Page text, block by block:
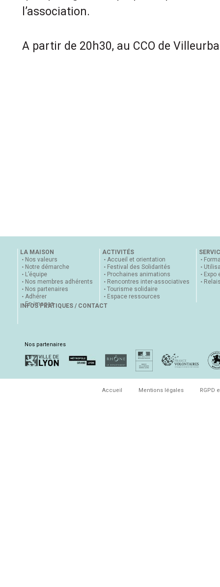
l’association.
A partir de 20h30, au CCO de
LA MAISON
Nos valeurs
Notre démarche
L’équipe
Nos membres adhérents
Nos partenaires
Adhérer
En images
ACTIVITÉS
Accueil et orientation
Festival des Solidarités
Prochaines animations
Rencontres inter-associatives
Tourisme solidaire
Espace ressources
Expo
INFOS PRATIQUES / CONTACT
Nos partenaires
Accueil Mentions légales RGPD